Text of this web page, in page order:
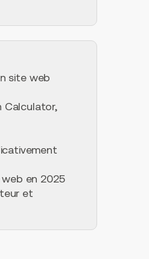
site web
Calculator,
en 2025
et